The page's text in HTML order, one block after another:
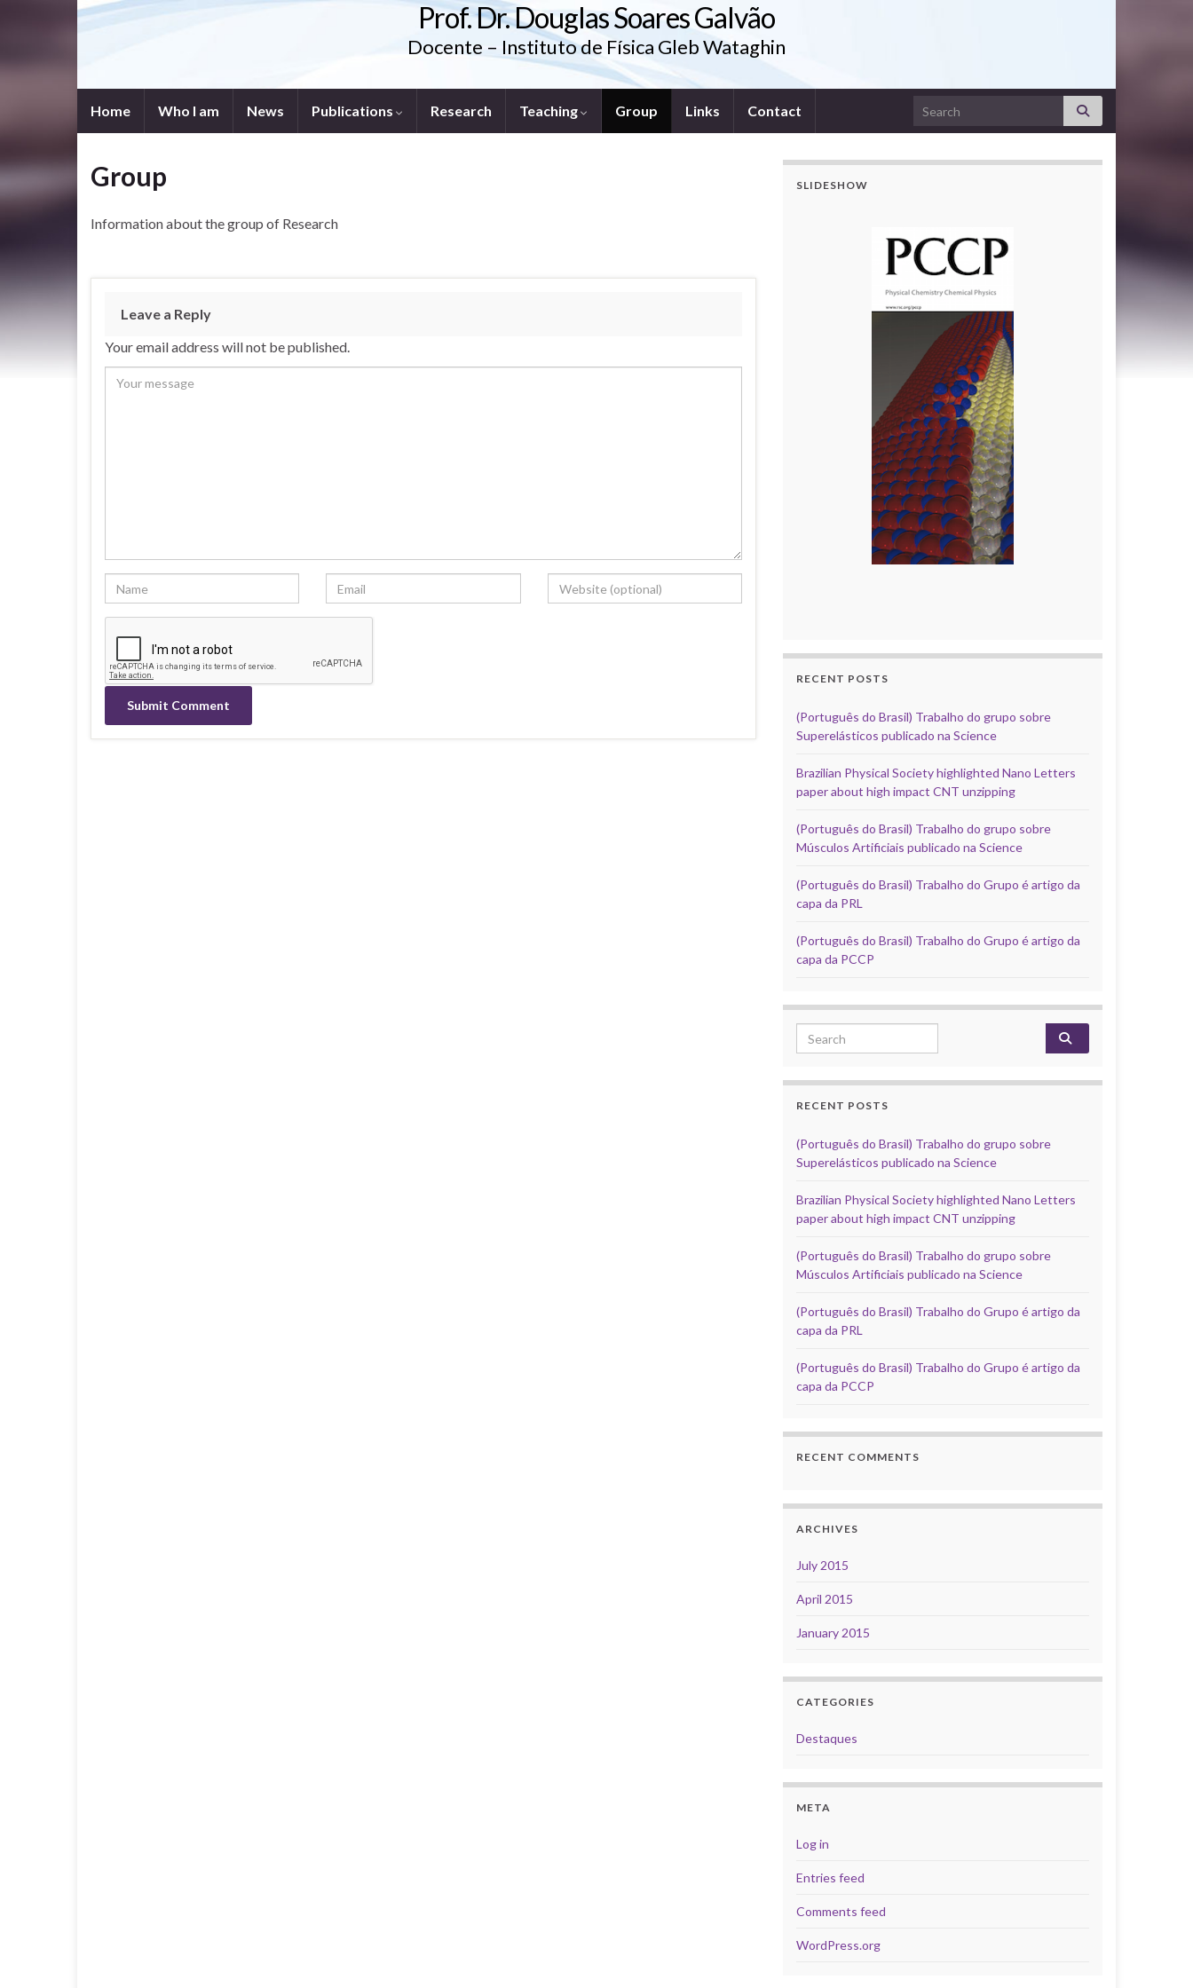
Prof. Dr. Douglas Soares Galvão
Docente – Instituto de Física Gleb Wataghin
Home Who I am News Publications Research Teaching Group Links Contact Search for:
Group
Information about the group of Research
Leave a Reply
Your email address will not be published.
SLIDESHOW
RECENT POSTS
(Português do Brasil) Trabalho do grupo sobre
Superelásticos publicado na Science
Brazilian Physical Society highlighted Nano Letters
paper about high impact CNT unzipping
(Português do Brasil) Trabalho do grupo sobre
Músculos Artificiais publicado na Science
(Português do Brasil) Trabalho do Grupo é artigo da
capa da PRL
(Português do Brasil) Trabalho do Grupo é artigo da
capa da PCCP
Search for:
RECENT POSTS
(Português do Brasil) Trabalho do grupo sobre
Superelásticos publicado na Science
Brazilian Physical Society highlighted Nano Letters
paper about high impact CNT unzipping
(Português do Brasil) Trabalho do grupo sobre
Músculos Artificiais publicado na Science
(Português do Brasil) Trabalho do Grupo é artigo da
capa da PRL
(Português do Brasil) Trabalho do Grupo é artigo da
capa da PCCP
RECENT COMMENTS
ARCHIVES
July 2015
April 2015
January 2015
CATEGORIES
Destaques
META
Log in
Entries feed
Comments feed
WordPress.org